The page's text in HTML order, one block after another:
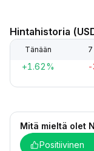
Hintahistoria
Tänään
+1.62% -
Mitä mieltä olet
Positiivinen